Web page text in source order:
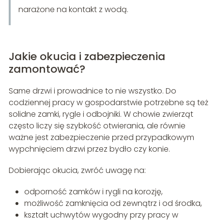
narażone na kontakt z wodą.
Jakie okucia i zabezpieczenia
zamontować?
Same drzwi i prowadnice to nie wszystko. Do
codziennej pracy w gospodarstwie potrzebne są też
solidne zamki, rygle i odbojniki. W chowie zwierząt
często liczy się szybkość otwierania, ale równie
ważne jest zabezpieczenie przed przypadkowym
wypchnięciem drzwi przez bydło czy konie.
Dobierając okucia, zwróć uwagę na:
odporność zamków i rygli na korozję,
możliwość zamknięcia od zewnątrz i od środka,
kształt uchwytów wygodny przy pracy w